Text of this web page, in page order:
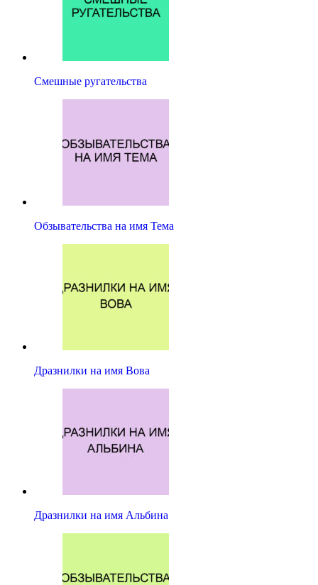
Смешные ругательства
Обзывательства на имя Тема
Дразнилки на имя Вова
Дразнилки на имя Альбина